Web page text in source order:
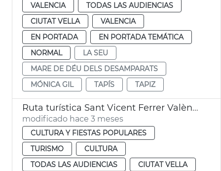
VALENCIA
TODAS LAS AUDIENCIAS
CIUTAT VELLA
VALENCIA
EN PORTADA
EN PORTADA TEMÁTICA
NORMAL
LA SEU
MARE DE DÉU DELS DESAMPARATS
MÓNICA GIL
TAPÍS TAPIZ
Ruta turística Sant Vicent Ferrer València
modificado hace 3 meses
CULTURA Y FIESTAS POPULARES
TURISMO
CULTURA
TODAS LAS AUDIENCIAS
CIUTAT VELLA